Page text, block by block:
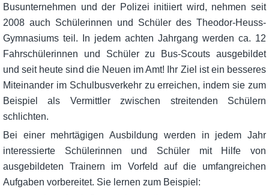
Busunternehmen und der Polizei initiiert wird, nehmen seit
2008 auch Schülerinnen und Schüler des Theodor-Heuss-
Gymnasiums teil. In jedem achten Jahrgang werden ca. 12
Fahrschülerinnen und Schüler zu Bus-Scouts ausgebildet
und seit heute sind die Neuen im Amt! Ihr Ziel ist ein besseres
Miteinander im Schulbusverkehr zu erreichen, indem sie zum
Beispiel als Vermittler zwischen streitenden Schülern
schlichten.
Bei einer mehrtägigen Ausbildung werden in jedem Jahr
interessierte Schülerinnen und Schüler mit Hilfe von
ausgebildeten Trainern im Vorfeld auf die umfangreichen
Aufgaben vorbereitet. Sie lernen zum Beispiel: